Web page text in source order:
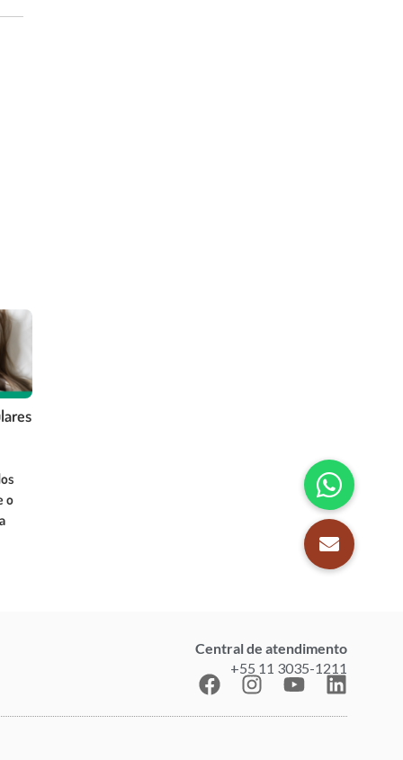
o
Central de atendimento
+55 11 3035-1211